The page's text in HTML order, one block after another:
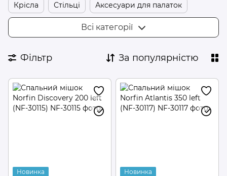
Крісла Стільці Аксесуари для палаток
Антимоскитні пристрої та засоби
Всі категорії
Фільтр За популярністю
Новинка Новинка